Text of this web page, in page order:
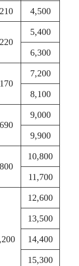
4,500
5,400
6,300
7,200
8,100
9,000
9,900
10,800
11,700
12,600
13,500
14,400
15,300